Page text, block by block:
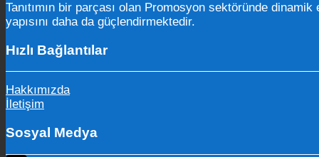
Tanıtımın bir parçası olan Promosyon sektöründe
yapısını daha da güçlendirmektedir.
Hızlı Bağlantılar
Hakkımızda
İletişim
Sosyal Medya